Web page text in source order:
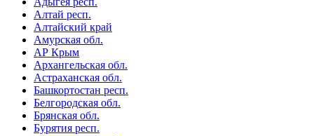
Алтай респ.
Алтайский край
Амурская обл.
АР Крым
Архангельская обл.
Астраханская обл.
Башкортостан респ.
Белгородская обл.
Брянская обл.
Бурятия респ.